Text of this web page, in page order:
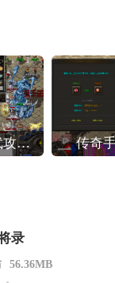
苍穹变手游神武攻略,苍穹变高效玩转装备系统攻略
录
56.36MB